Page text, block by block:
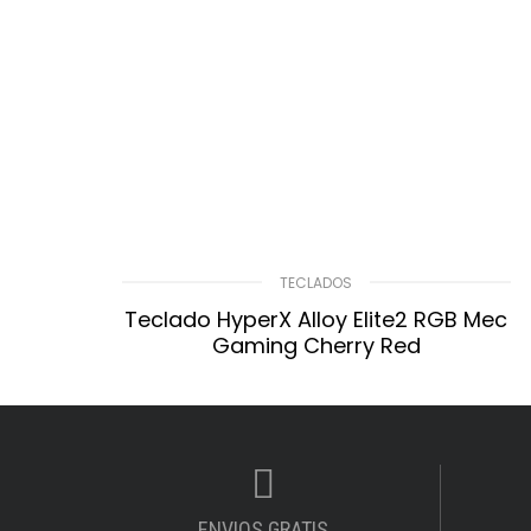
TECLADOS
Teclado HyperX Alloy Elite2 RGB Mec
Gaming Cherry Red
LEER MÁS
Compare Lista De Deseos